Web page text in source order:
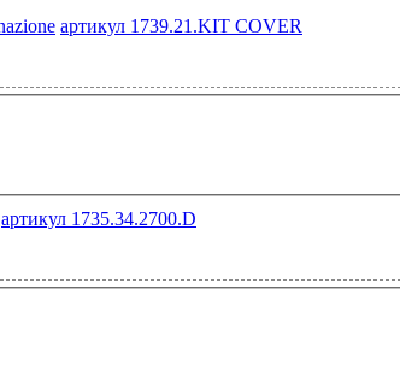
артикул 1739.21.KIT COVER
артикул 1735.34.2700.D